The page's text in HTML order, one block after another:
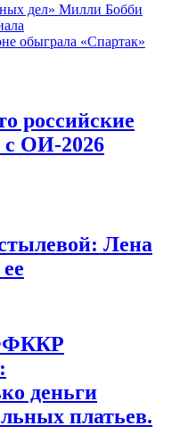
дел» Милли Бобби
обыграла «Спартак»
российские
с ОИ-2026
Лена
деньги
платьев.